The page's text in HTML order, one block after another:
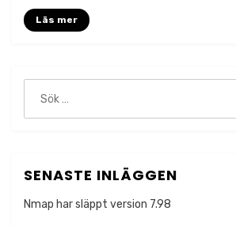
Läs mer
efter:
SENASTE INLÄGGEN
Nmap har släppt version 7.98